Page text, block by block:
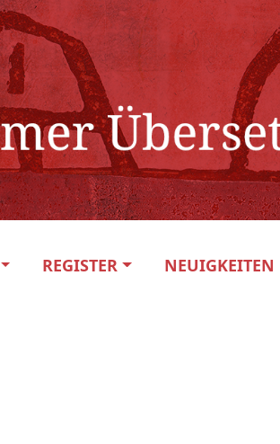
REGISTER NEUIGKEITEN